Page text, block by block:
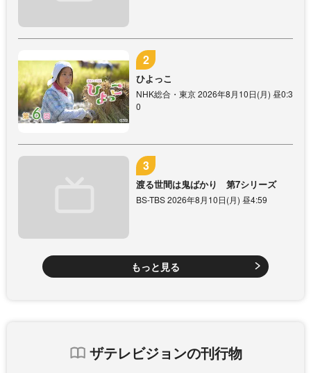
ひよっこ
NHK総合・東京 2026年8月10日(月) 昼0:3
0
渡る世間は鬼ばかり 第7シリーズ
BS-TBS 2026年8月10日(月) 昼4:59
もっと見る
ザテレビジョンの刊行物